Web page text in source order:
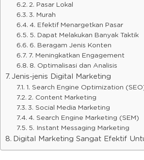
2. Pasar Lokal
3. Murah
4. Efektif Menargetkan Pasar
5. Dapat Melakukan Banyak Taktik
6. Beragam Jenis Konten
7. Meningkatkan Engagement
8. Optimalisasi dan Analisis
Jenis-jenis Digital Marketing
1. Search Engine Optimization
2. Content Marketing
3. Social Media Marketing
4. Search Engine Marketing (SEM)
5. Instant Messaging Marketing
Digital Marketing Sangat Efektif